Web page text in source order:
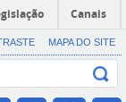
Canais
MAPA DO SITE